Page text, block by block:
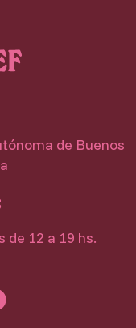
de Buenos
de 12 a 19 hs.